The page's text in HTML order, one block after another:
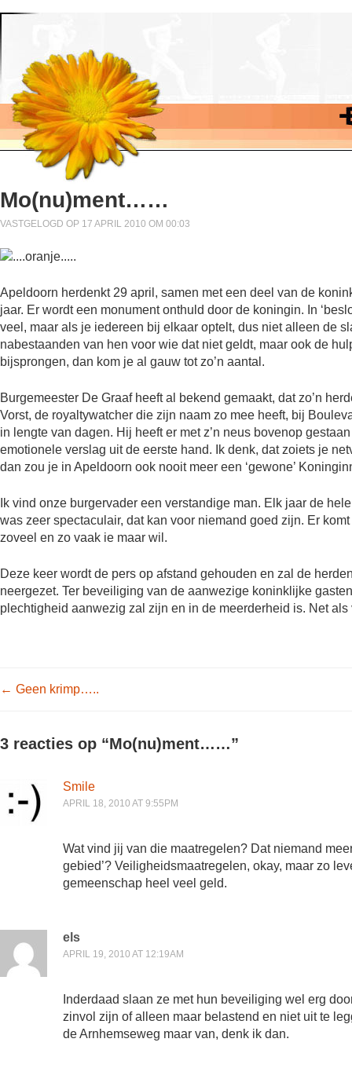
Mo(nu)ment……
VASTGELOGD OP 17 APRIL 2010 OM 00:03
Apeldoorn herdenkt 29 april, samen met een deel van de
jaar. Er wordt een monument onthuld door de koningin. In
veel, maar als je iedereen bij elkaar optelt, dus niet alleen de
nabestaanden van hen voor wie dat niet geldt, maar ook de
bijsprongen, dan kom je al gauw tot zo’n aantal.
Burgemeester De Graaf heeft al bekend gemaakt, dat zo’n
Vorst, de royaltywatcher die zijn naam zo mee heeft, bij
in lengte van dagen. Hij heeft er met z’n neus bovenop
emotionele verslag uit de eerste hand. Ik denk, dat zoiets je
dan zou je in Apeldoorn ook nooit meer een ‘gewone’
Ik vind onze burgervader een verstandige man. Elk jaar de
was zeer spectaculair, dat kan voor niemand goed zijn. Er
zoveel en zo vaak ie maar wil.
Deze keer wordt de pers op afstand gehouden en zal de
neergezet. Ter beveiliging van de aanwezige koninklijke
plechtigheid aanwezig zal zijn en in de meerderheid is. Net
Post navigation
← Geen krimp…..
3 reacties op “Mo(nu)ment……”
Smile
APRIL 18, 2010 AT 9:55PM
Wat vind jij van die maatregelen? Dat niemand
gebied’? Veiligheidsmaatregelen, okay, maar zo
gemeenschap heel veel geld.
els
APRIL 19, 2010 AT 12:19AM
Inderdaad slaan ze met hun beveiliging wel erg
zinvol zijn of alleen maar belastend en niet uit te
de Arnhemseweg maar van, denk ik dan.